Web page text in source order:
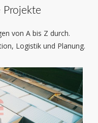
Projekte
von A bis Z durch.
Logistik und Planung.